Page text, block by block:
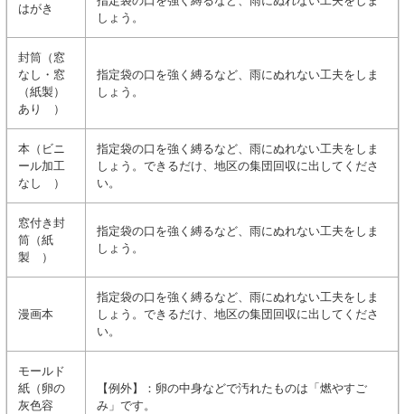
はがき
しょう。
封筒（窓
なし・窓
（紙製）
あり ）
指定袋の口を強く縛るなど、雨にぬれない工夫をしま
しょう。
本（ビニ
ール加工
なし ）
指定袋の口を強く縛るなど、雨にぬれない工夫をしま
しょう。できるだけ、地区の集団回収に出してくださ
い。
窓付き封
筒（紙
製 ）
指定袋の口を強く縛るなど、雨にぬれない工夫をしま
しょう。
漫画本
指定袋の口を強く縛るなど、雨にぬれない工夫をしま
しょう。できるだけ、地区の集団回収に出してくださ
い。
モールド
紙（卵の
灰色容
【例外】：卵の中身などで汚れたものは「燃やすご
み」です。